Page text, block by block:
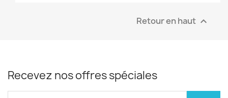
Retour en haut 
Recevez nos offres spéciales